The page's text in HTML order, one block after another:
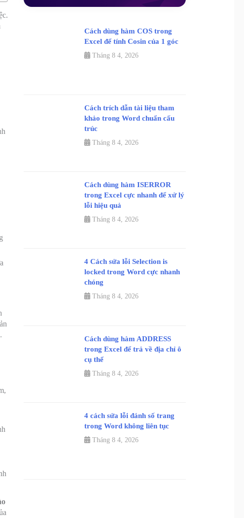
Cách dùng hàm COS trong
Excel để tính Cosin của 1 góc
Tháng 8 4, 2026
Cách trích dẫn tài liệu tham
khảo trong Word chuẩn cấu
trúc
Tháng 8 4, 2026
Cách dùng hàm ISERROR
trong Excel cực nhanh để xử lý
lỗi hiệu quả
Tháng 8 4, 2026
4 Cách sửa lỗi Selection is
locked trong Word cực nhanh
chóng
Tháng 8 4, 2026
Cách dùng hàm ADDRESS
trong Excel để trả về địa chỉ ô
cụ thể
Tháng 8 4, 2026
4 cách sửa lỗi đánh số trang
trong Word không liên tục
Tháng 8 4, 2026